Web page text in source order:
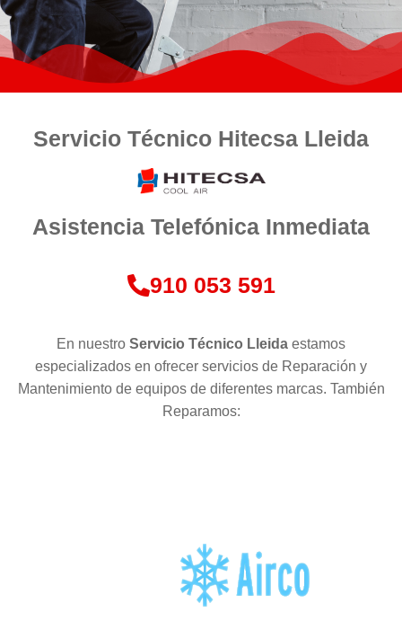
Servicio Técnico Hitecsa Lleida
Asistencia Telefónica Inmediata
910 053 591
En nuestro Servicio Técnico Lleida estamos
especializados en ofrecer servicios de Reparación y
Mantenimiento de equipos de diferentes marcas. También
Reparamos: